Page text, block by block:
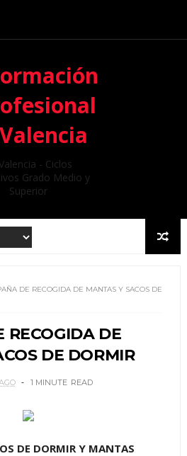
- Ciclos
Grado Medio y
Superior
DE RECOGIDA DE MANTAS Y SACOS DE
RECOGIDA DE
DE DORMIR
1 MINUTE READ
DE DORMIR Y MANTAS